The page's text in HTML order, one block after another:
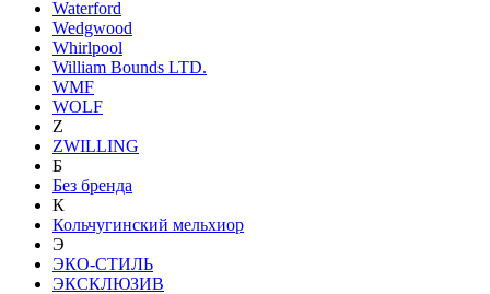
Waterford
Wedgwood
Whirlpool
William Bounds LTD.
WMF
WOLF
Z
ZWILLING
Б
Без бренда
К
Кольчугинский мельхиор
Э
ЭКО-СТИЛЬ
ЭКСКЛЮЗИВ